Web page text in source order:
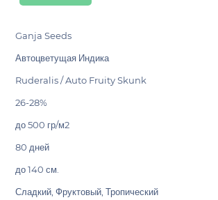
Ganja Seeds
Автоцветущая Индика
Ruderalis / Auto Fruity Skunk
26-28%
до 500 гр/м2
80 дней
до 140 см.
Сладкий, Фруктовый, Тропический